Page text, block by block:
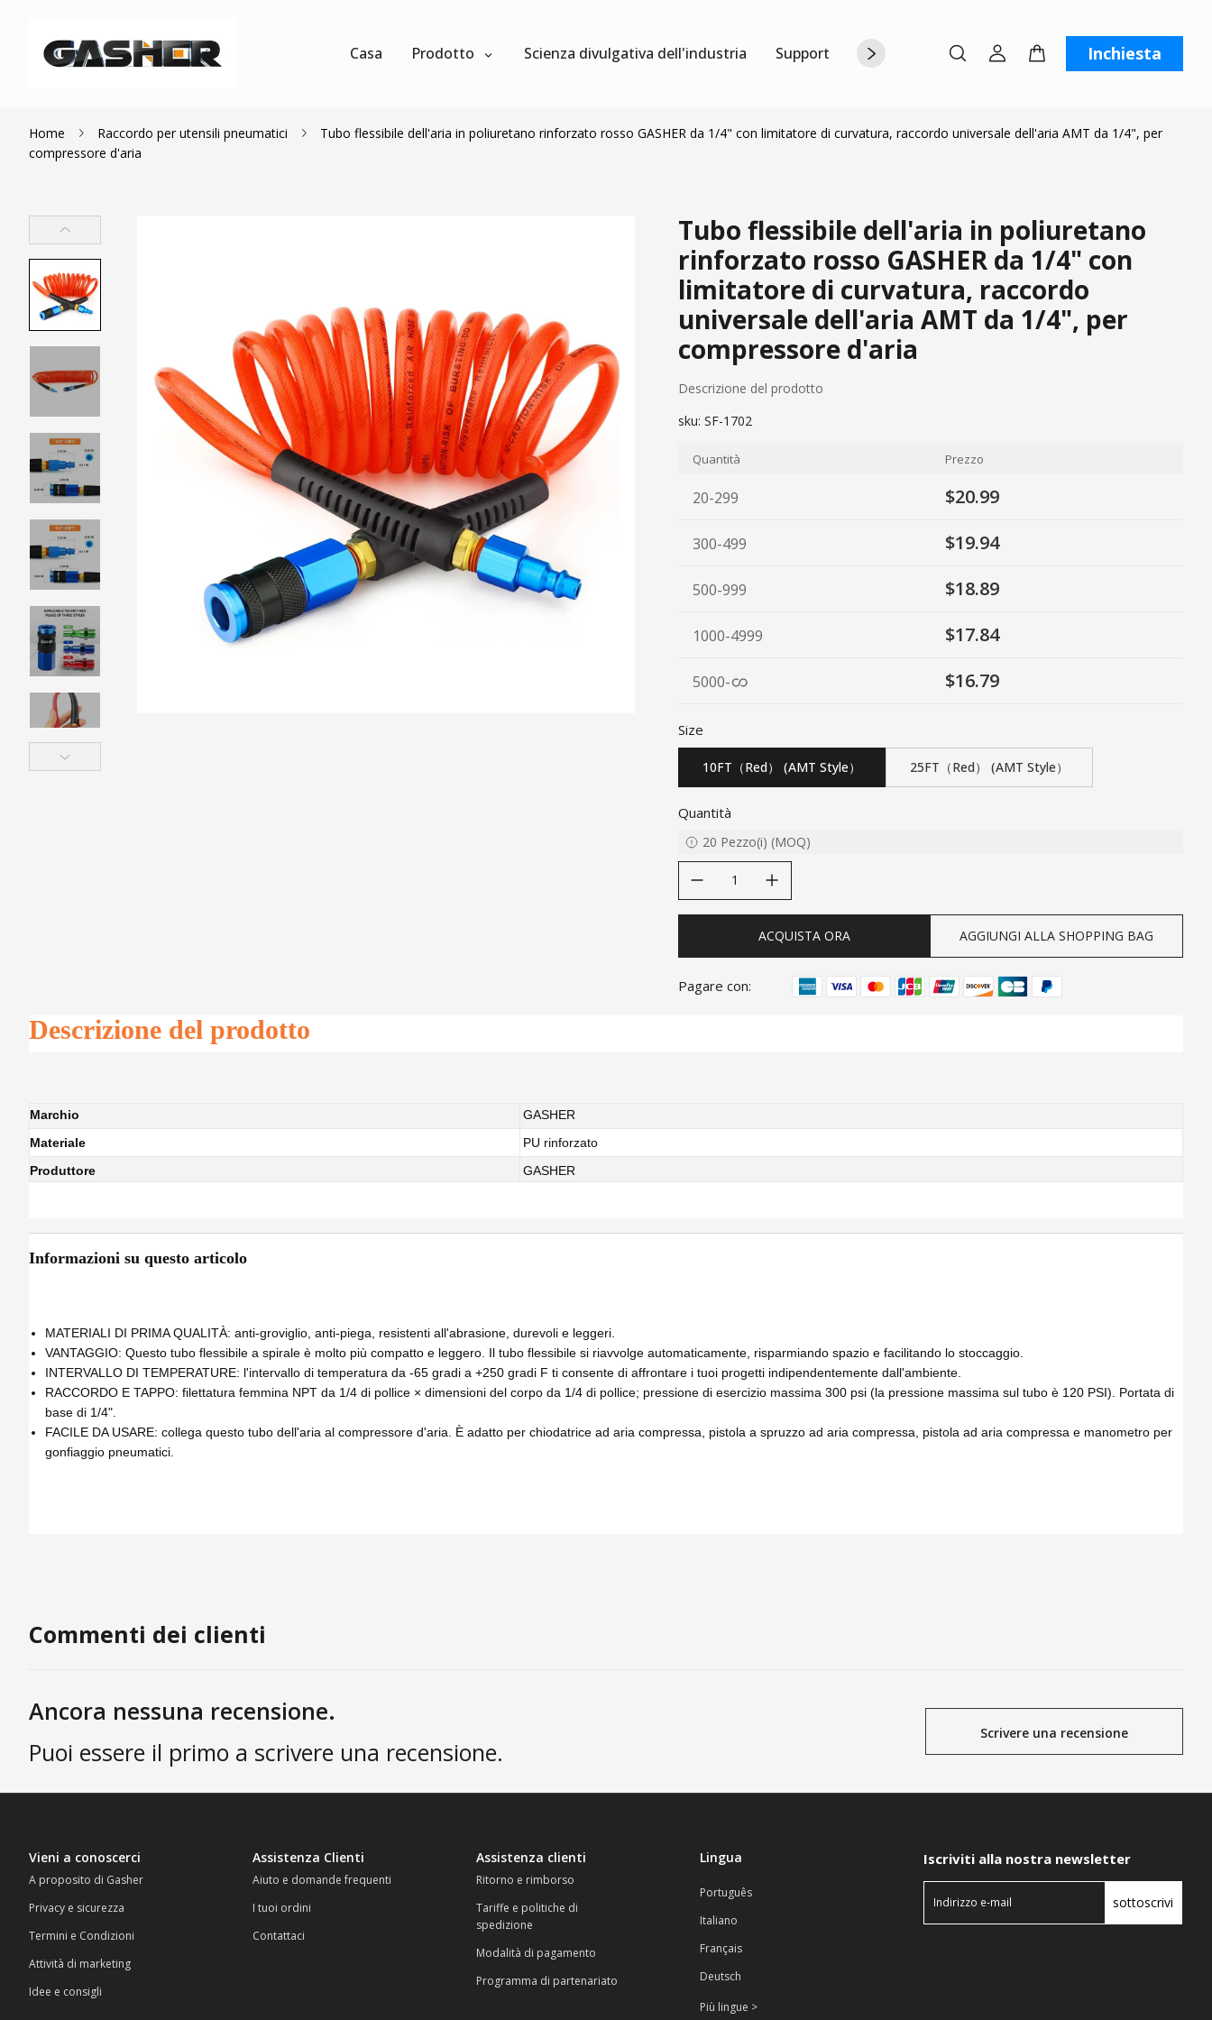
Casa Prodotto Scienza divulgativa dell'industria Supporto Chi siamo Contattaci Inchiesta
Home Raccordo per utensili pneumatici
Tubo flessibile dell'aria in poliuretano rinforzato rosso GASHER da 1/4" con limitatore di curvatura, raccordo universale dell'aria AMT da 1/4", per
compressore d'aria
Tubo flessibile dell'aria in poliuretano
rinforzato rosso GASHER da 1/4" con
limitatore di curvatura, raccordo
universale dell'aria AMT da 1/4", per
compressore d'aria
Descrizione del prodotto
sku: SF-1702
Quantità Prezzo
20-299 $20.99
300-499 $19.94
500-999 $18.89
1000-4999 $17.84
5000- $16.79
Size
10FT（Red） (AMT Style） 25FT（Red） (AMT Style）
Quantità
20 Pezzo(i) (MOQ)
ACQUISTA ORA AGGIUNGI ALLA SHOPPING BAG
Pagare con:
Descrizione del prodotto
Marchio
GASHER
Materiale
PU rinforzato
Produttore
GASHER
Informazioni su questo articolo
MATERIALI DI PRIMA QUALITÀ: anti-groviglio, anti-piega, resistenti all'abrasione, durevoli e leggeri.
VANTAGGIO: Questo tubo flessibile a spirale è molto più compatto e leggero. Il tubo flessibile si riavvolge automaticamente, risparmiando spazio e facilitando lo stoccaggio.
INTERVALLO DI TEMPERATURE: l'intervallo di temperatura da -65 gradi a +250 gradi F ti consente di affrontare i tuoi progetti indipendentemente dall'ambiente.
RACCORDO E TAPPO: filettatura femmina NPT da 1/4 di pollice × dimensioni del corpo da 1/4 di pollice; pressione di esercizio massima 300 psi (la pressione massima sul tubo è 120 PSI). Portata di
base di 1/4".
FACILE DA USARE: collega questo tubo dell'aria al compressore d'aria. È adatto per chiodatrice ad aria compressa, pistola a spruzzo ad aria compressa, pistola ad aria compressa e manometro per
gonfiaggio pneumatici.
Commenti dei clienti
Ancora nessuna recensione.
Puoi essere il primo a scrivere una recensione.
Scrivere una recensione
Vieni a conoscerci
A proposito di Gasher
Privacy e sicurezza
Termini e Condizioni
Attività di marketing
Idee e consigli
Assistenza Clienti
Aiuto e domande frequenti
I tuoi ordini
Contattaci
Assistenza clienti
Ritorno e rimborso
Tariffe e politiche di
spedizione
Modalità di pagamento
Programma di partenariato
Lingua
Português
Italiano
Français
Deutsch
Più lingue >
Iscriviti alla nostra newsletter
sottoscrivi